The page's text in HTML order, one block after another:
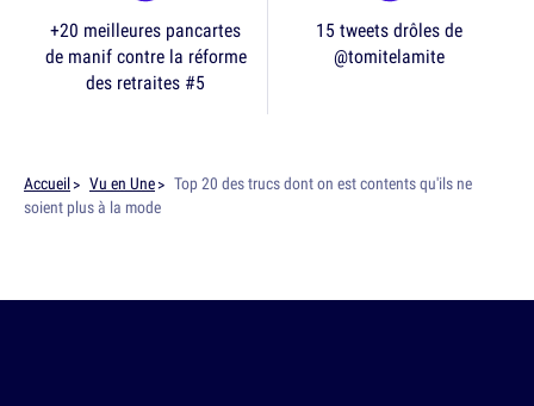
+20 meilleures pancartes
de manif contre la réforme
des retraites #5
15 tweets drôles de
@tomitelamite
Accueil Vu en Une
Top 20 des trucs dont on est contents qu'ils ne
soient plus à la mode